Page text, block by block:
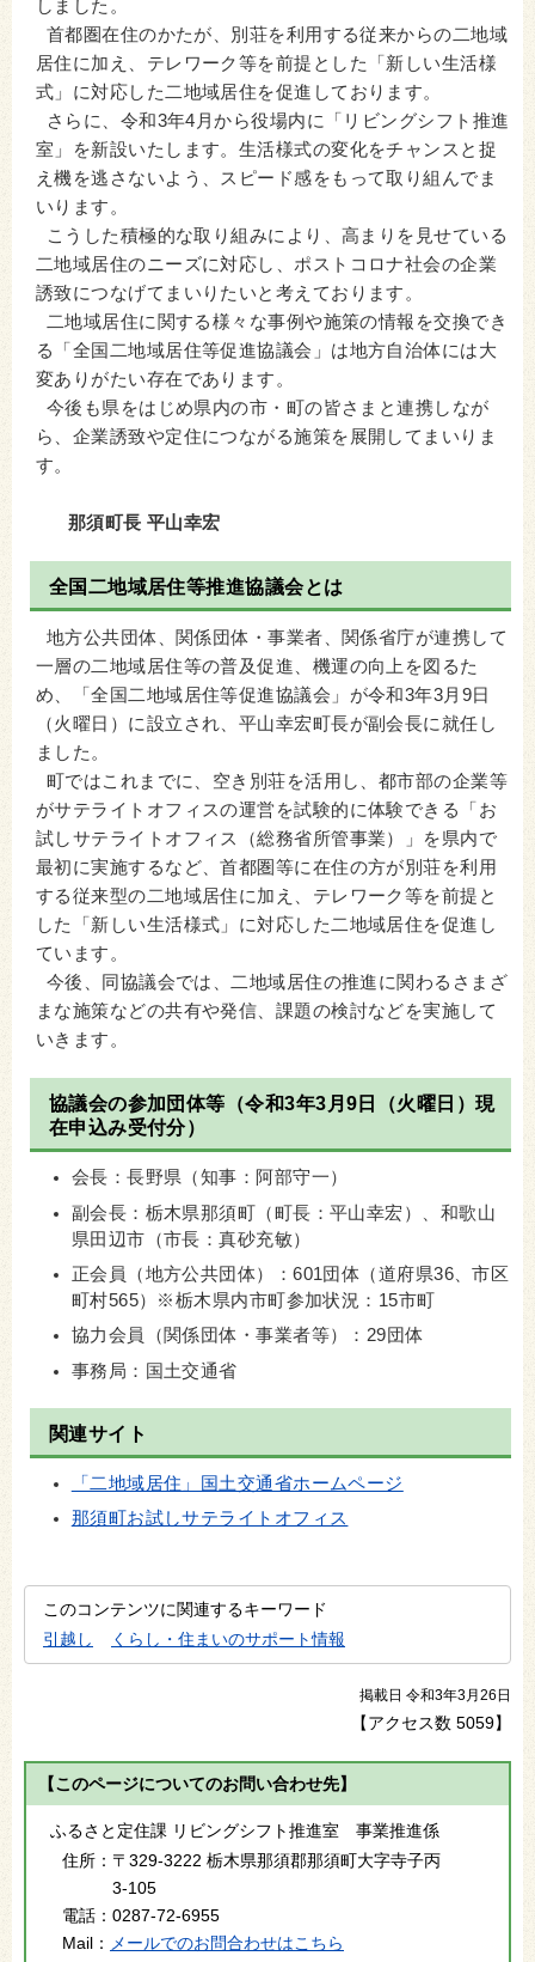
しました。
首都圏在住のかたが、別荘を利用する従来からの二地域
居住に加え、テレワーク等を前提とした「新しい生活様
式」に対応した二地域居住を促進しております。
さらに、令和3年4月から役場内に「リビングシフト推進
室」を新設いたします。生活様式の変化をチャンスと捉
え機を逃さないよう、スピード感をもって取り組んでま
いります。
こうした積極的な取り組みにより、高まりを見せている
二地域居住のニーズに対応し、ポストコロナ社会の企業
誘致につなげてまいりたいと考えております。
二地域居住に関する様々な事例や施策の情報を交換でき
る「全国二地域居住等促進協議会」は地方自治体には大
変ありがたい存在であります。
今後も県をはじめ県内の市・町の皆さまと連携しなが
ら、企業誘致や定住につながる施策を展開してまいりま
す。
那須町長 平山幸宏
全国二地域居住等推進協議会とは
地方公共団体、関係団体・事業者、関係省庁が連携して
一層の二地域居住等の普及促進、機運の向上を図るた
め、「全国二地域居住等促進協議会」が令和3年3月9日
（火曜日）に設立され、平山幸宏町長が副会長に就任し
ました。
町ではこれまでに、空き別荘を活用し、都市部の企業等
がサテライトオフィスの運営を試験的に体験できる「お
試しサテライトオフィス（総務省所管事業）」を県内で
最初に実施するなど、首都圏等に在住の方が別荘を利用
する従来型の二地域居住に加え、テレワーク等を前提と
した「新しい生活様式」に対応した二地域居住を促進し
ています。
今後、同協議会では、二地域居住の推進に関わるさまざ
まな施策などの共有や発信、課題の検討などを実施して
いきます。
協議会の参加団体等（令和3年3月9日（火曜日）現
在申込み受付分）
会長：長野県（知事：阿部守一）
副会長：栃木県那須町（町長：平山幸宏）、和歌山
県田辺市（市長：真砂充敏）
正会員（地方公共団体）：601団体（道府県36、市区
町村565）※栃木県内市町参加状況：15市町
協力会員（関係団体・事業者等）：29団体
事務局：国土交通省
関連サイト
「二地域居住」国土交通省ホームページ
那須町お試しサテライトオフィス
このコンテンツに関連するキーワード
引越し
くらし・住まいのサポート情報
掲載日 令和3年3月26日
【アクセス数 5059】
【このページについてのお問い合わせ先】
ふるさと定住課 リビングシフト推進室 事業推進係
住所： 〒329-3222 栃木県那須郡那須町大字寺子丙
3-105
電話： 0287-72-6955
Mail：
メールでのお問合わせはこちら